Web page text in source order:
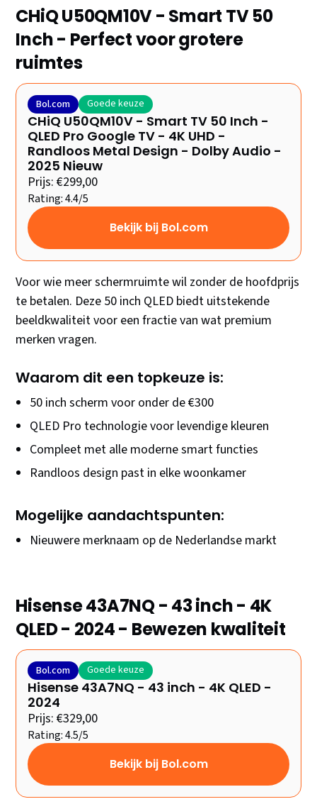
CHiQ U50QM10V - Smart TV 50
Inch - Perfect voor grotere
ruimtes
Bol.com Goede keuze
CHiQ U50QM10V - Smart TV 50 Inch -
QLED Pro Google TV - 4K UHD -
Randloos Metal Design - Dolby Audio -
2025 Nieuw
Prijs: €299,00
Rating: 4.4/5
Bekijk bij Bol.com
Voor wie meer schermruimte wil zonder de hoofdprijs
te betalen. Deze 50 inch QLED biedt uitstekende
beeldkwaliteit voor een fractie van wat premium
merken vragen.
Waarom dit een topkeuze is:
50 inch scherm voor onder de €300
QLED Pro technologie voor levendige kleuren
Compleet met alle moderne smart functies
Randloos design past in elke woonkamer
Mogelijke aandachtspunten:
Nieuwere merknaam op de Nederlandse markt
Hisense 43A7NQ - 43 inch - 4K
QLED - 2024 - Bewezen kwaliteit
Bol.com Goede keuze
Hisense 43A7NQ - 43 inch - 4K QLED -
2024
Prijs: €329,00
Rating: 4.5/5
Bekijk bij Bol.com